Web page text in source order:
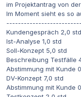
im Projektantrag von
Im Moment sieht es so
Kundengespräch 2,0 std
Ist-Analyse 1,0 std
Soll-Konzept 5,0 std
Beschreibung Testfälle
Abstimmung mit Kunde
DV-Konzept 7,0 std
Abstimmung mit Kunde